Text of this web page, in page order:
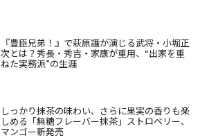
『豊臣兄弟！』で萩原護が演じる武将・小堀正
次とは？秀長・秀吉・家康が重用、“出家を重
ねた実務派”の生涯
しっかり抹茶の味わい、さらに果実の香りも楽
しめる「無糖フレーバー抹茶」ストロベリー、
マンゴー新発売